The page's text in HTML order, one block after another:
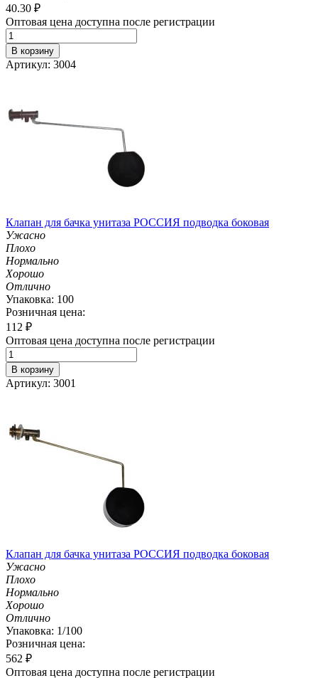
40.30 ₽
Оптовая цена доступна после регистрации
В корзину
Артикул: 3004
Клапан для бачка унитаза РОССИЯ подводка боковая
Ужасно
Плохо
Нормально
Хорошо
Отлично
Упаковка: 100
Розничная цена:
112 ₽
Оптовая цена доступна после регистрации
В корзину
Артикул: 3001
Клапан для бачка унитаза РОССИЯ подводка боковая
Ужасно
Плохо
Нормально
Хорошо
Отлично
Упаковка: 1/100
Розничная цена:
562 ₽
Оптовая цена доступна после регистрации